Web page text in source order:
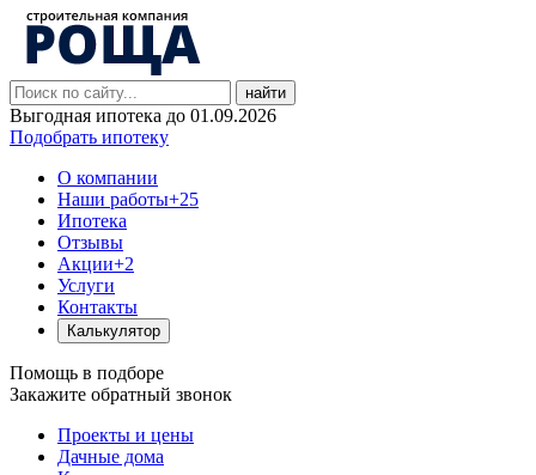
найти
Выгодная ипотека до 01.09.2026
Подобрать ипотеку
О компании
Наши работы+25
Ипотека
Отзывы
Акции+2
Услуги
Контакты
Калькулятор
Помощь в подборе
Закажите обратный звонок
Проекты и цены
Дачные дома